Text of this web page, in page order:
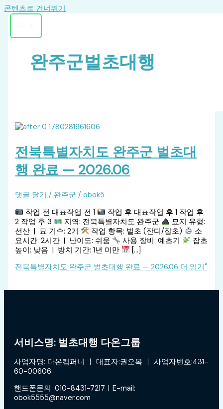
콘텐츠로 건너뛰기
완주군벌초대행
전북특별자치도 완주군 벌초대
행 완료 — 2026.06
댓글 달기 / 완주군 /obok5
작업 전 대표작업 전 1
작업 후 대표작업 후 1 작업 후
2 작업 후 3
지역: 전북특별자치도 완주군
묘지 유형:
선산 | 묘 기수: 2기
작업 항목: 벌초 (잔디/잡초)
소
요시간: 2시간 | 난이도: 쉬움
사용 장비: 예초기
잡초
높이: 낮음 | 방치 기간: 1년 미만
[…]
전북특별자치도 완주군 벌초대행 완료 — 2026.06 더 읽기"
서비스명: 벌초대행 다온그룹
사업자명: 다온컴퍼니 ㅣ 대표자:권오복 ㅣ 사업자번호:431-
60-00606
핸드폰문의: 010-8431-7217ㅣE-mail:
obok5555@naver.com